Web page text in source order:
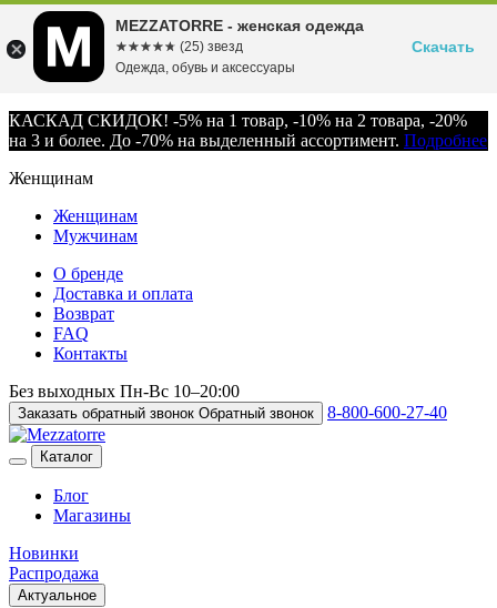
КАСКАД СКИДОК! -5% на 1 товар, -10% на 2 товара, -20%
на 3 и более. До -70% на выделенный ассортимент. Подробнее
Женщинам
Женщинам
Мужчинам
О бренде
Доставка и оплата
Возврат
FAQ
Контакты
Без выходных Пн-Вс 10–20:00
Заказать обратный звонок Обратный звонок 8-800-600-27-40
Каталог
Блог
Магазины
Новинки
Распродажа
Актуальное
MEZZATORRE - женская одежда
☆☆☆☆☆
★★★★★ (25) звезд
Одежда, обувь и аксессуары
Скачать